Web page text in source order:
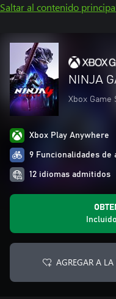
Saltar al contenido
NINJA
Xbox Game
Xbox Play Anywhere
9 Funcionalidades de
12 idiomas admitidos
AGREGAR A LA